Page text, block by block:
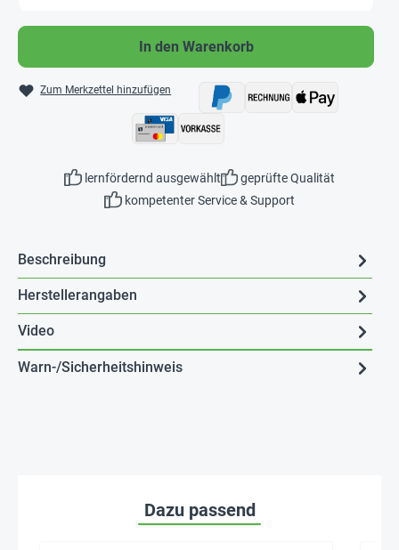
In den Warenkorb
Zum Merkzettel hinzufügen
lernfördernd ausgewählt
geprüfte Qualität
kompetenter Service & Support
Beschreibung
Herstellerangaben
Video
Warn-/Sicherheitshinweis
Dazu passend